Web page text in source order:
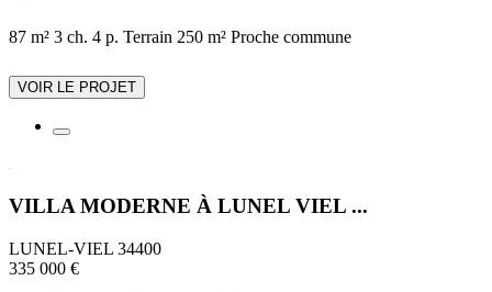
87 m² 3 ch. 4 p. Terrain 250 m² Proche commune
VOIR LE PROJET
VILLA MODERNE À LUNEL VIEL ...
LUNEL-VIEL 34400
335 000 €